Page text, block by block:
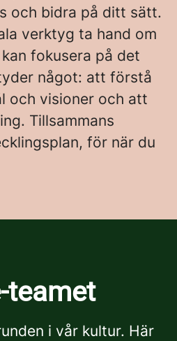
och bidra på ditt sätt.
verktyg ta hand om
fokusera på det
något: att förstå
och visioner och att
Tillsammans
för när du
teamet
i vår kultur. Här